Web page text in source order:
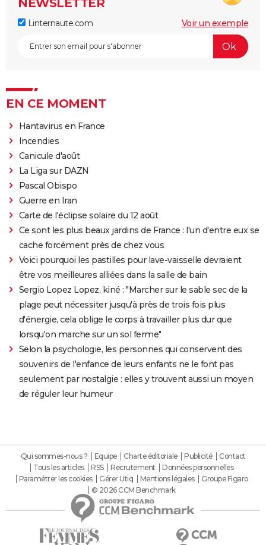
NEWSLETTER
Linternaute.com Voir un exemple
EN CE MOMENT
Hantavirus en France
Incendies
Canicule d'août
La Liga sur DAZN
Pascal Obispo
Guerre en Iran
Carte de l'éclipse solaire du 12 août
Ce sont les plus beaux jardins de France : l'un d'entre eux se
cache forcément près de chez vous
Voici pourquoi les pastilles pour lave-vaisselle devraient
être vos meilleures alliées dans la salle de bain
Sergio Lopez Lopez, kiné : "Marcher sur le sable sec de la
plage peut nécessiter jusqu'à près de trois fois plus
d'énergie, cela oblige le corps à travailler plus dur que
lorsqu'on marche sur un sol ferme"
Selon la psychologie, les personnes qui conservent des
souvenirs de l'enfance de leurs enfants ne le font pas
seulement par nostalgie : elles y trouvent aussi un moyen
de réguler leur humeur
Qui sommes-nous ? Equipe Charte éditoriale Publicité
Contact
Tous les articles
RSS Recrutement
Données personnelles
Paramétrer les cookies
Gérer Utiq Mentions légales
Groupe Figaro
© 2026 CCM Benchmark